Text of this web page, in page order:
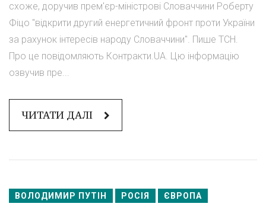
схоже, доручив прем'єр-міністрові Словаччини Роберту
Фіцо "відкрити другий енергетичний фронт проти України
за рахунок інтересів народу Словаччини". Пише ТСН.
Про це повідомляють Контракти.UA. Цю інформацію
озвучив пре...
ЧИТАТИ ДАЛІ
ВОЛОДИМИР ПУТІН РОСІЯ ЄВРОПА